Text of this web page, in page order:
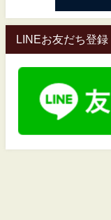
LINEお友だち登録